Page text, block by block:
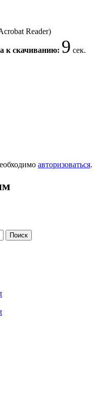
Reader)
к скачиванию: 9 сек.
авторизоваться.